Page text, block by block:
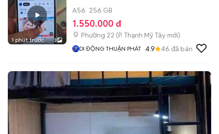
1 phút trước 3
A56 256 GB
1.550.000 đ
Phường 22 (P. Thạnh Mỹ Tây mới)
DI ĐỘNG THUẬN PHÁT 4.9 46 đã bán